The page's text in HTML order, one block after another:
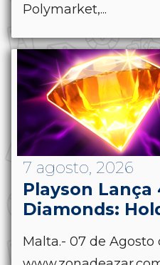
Polymarket,...
7 agosto, 2026
Playson
Diamonds:
Malta.- 07 de Agosto